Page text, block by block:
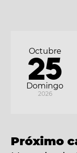
Domingo
Octubre
25
2026
Próximo